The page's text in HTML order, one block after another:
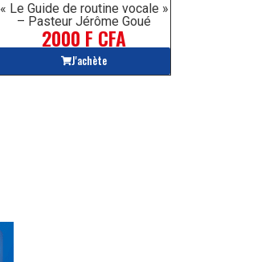
« Le Guide de routine vocale »
– Pasteur Jérôme Goué
2000 F CFA
J'achète